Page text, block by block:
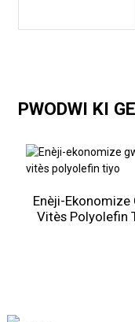
PWODWI KI
Enèji-Ekonomize
Vitès Polyolefin